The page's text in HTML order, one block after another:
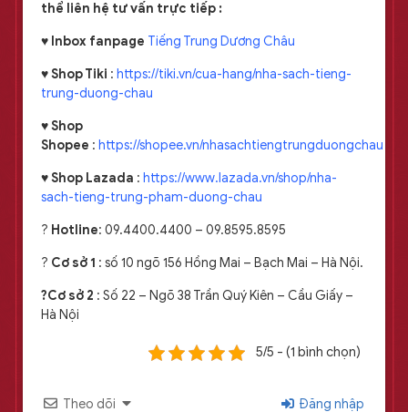
thể liên hệ tư vấn trực tiếp :
♥ Inbox fanpage Tiếng Trung Dương Châu
♥Shop Tiki : https://tiki.vn/cua-hang/nha-sach-tieng-
trung-duong-chau
♥Shop
Shopee : https://shopee.vn/nhasachtiengtrungduongchau
♥Shop Lazada : https://www.lazada.vn/shop/nha-
sach-tieng-trung-pham-duong-chau
? Hotline: 09.4400.4400 – 09.8595.8595
?️ Cơ sở 1 : số 10 ngõ 156 Hồng Mai – Bạch Mai – Hà Nội.
?️Cơ sở 2 : Số 22 – Ngõ 38 Trần Quý Kiên – Cầu Giấy –
Hà Nội
5/5 - (1 bình chọn)
Theo dõi Đăng nhập